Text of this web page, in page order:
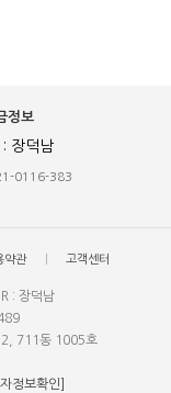
정보
: 장덕남
0116-383
약관 고객센터
: 장덕남
711동 1005호
정보확인]